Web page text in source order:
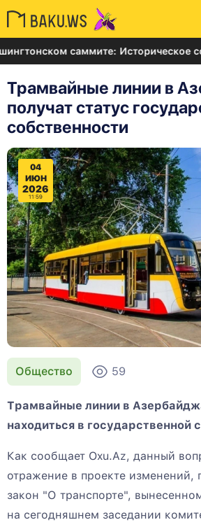
саммите: Историческое
Трамвайные линии в
получат статус
собственности
04
ИЮН
2026
11:59
Общество 59
Трамвайные линии в
находиться в государственной
Как сообщает Oxu.Az, данный
отражение в проекте изменений,
закон "О транспорте",
на сегодняшнем заседании